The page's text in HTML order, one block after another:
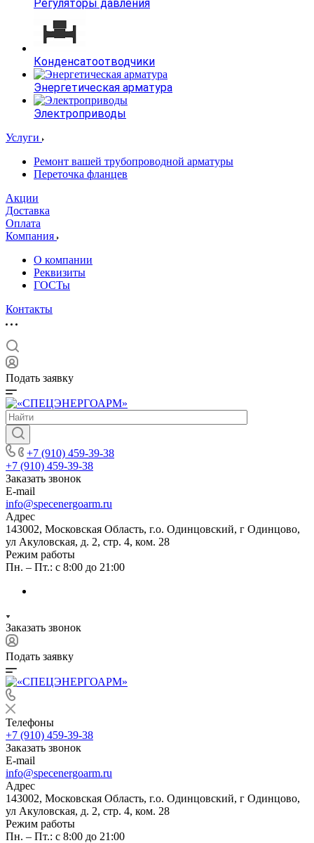
Регуляторы давления
Конденсатоотводчики
Энергетическая арматура
Электроприводы
Услуги
Ремонт вашей трубопроводной арматуры
Переточка фланцев
Акции
Доставка
Оплата
Компания
О компании
Реквизиты
ГОСТы
Контакты
Подать заявку
+7 (910) 459-39-38
+7 (910) 459-39-38
Заказать звонок
E-mail
info@specenergoarm.ru
Адрес
143002, Московская Область, г.о. Одинцовский, г Одинцово,
ул Акуловская, д. 2, стр. 4, ком. 28
Режим работы
Пн. – Пт.: с 8:00 до 21:00
Заказать звонок
Подать заявку
Телефоны
+7 (910) 459-39-38
Заказать звонок
E-mail
info@specenergoarm.ru
Адрес
143002, Московская Область, г.о. Одинцовский, г Одинцово,
ул Акуловская, д. 2, стр. 4, ком. 28
Режим работы
Пн. – Пт.: с 8:00 до 21:00